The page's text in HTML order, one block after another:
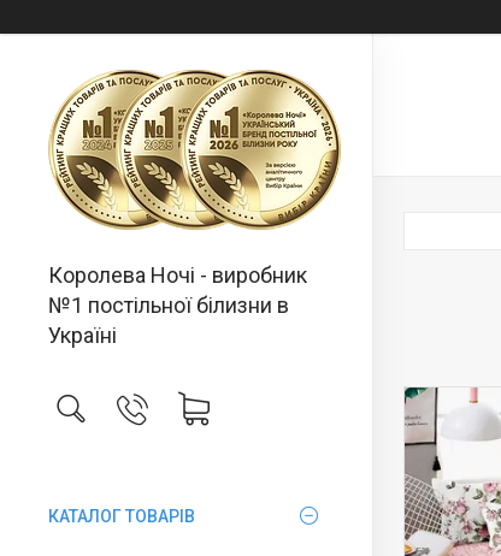
Королева Ночі - виробник
№1 постільної білизни в
Україні
КАТАЛОГ ТОВАРІВ